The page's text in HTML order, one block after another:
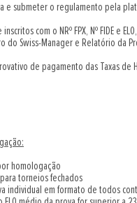
e submeter o regulamento pela
com o NRº FPX, Nº FIDE e
do Swiss-Manager e Relatório da
de pagamento das Taxas de
homologação
torneios fechados
individual em formato de todos